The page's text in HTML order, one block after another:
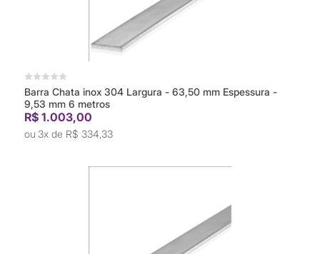
Barra Chata inox 304 Largura - 63,50 mm Espessura -
9,53 mm 6 metros
R$ 1.003,00
3x de R$ 334,33